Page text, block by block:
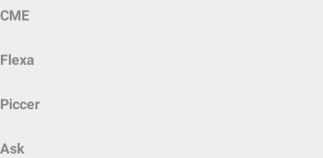
CME
Flexa
Piccer
Ask